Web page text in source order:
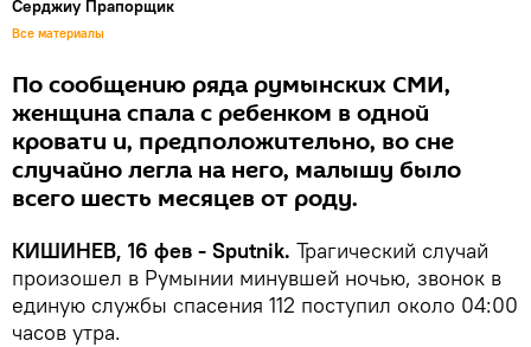
Серджиу Прапорщик
Все материалы
По сообщению ряда румынских СМИ,
женщина спала с ребенком в одной
кровати и, предположительно, во сне
случайно легла на него, малышу было
всего шесть месяцев от роду.
КИШИНЕВ, 16 фев - Sputnik. Трагический случай
произошел в Румынии минувшей ночью, звонок в
единую службы спасения 112 поступил около 04:00
часов утра.